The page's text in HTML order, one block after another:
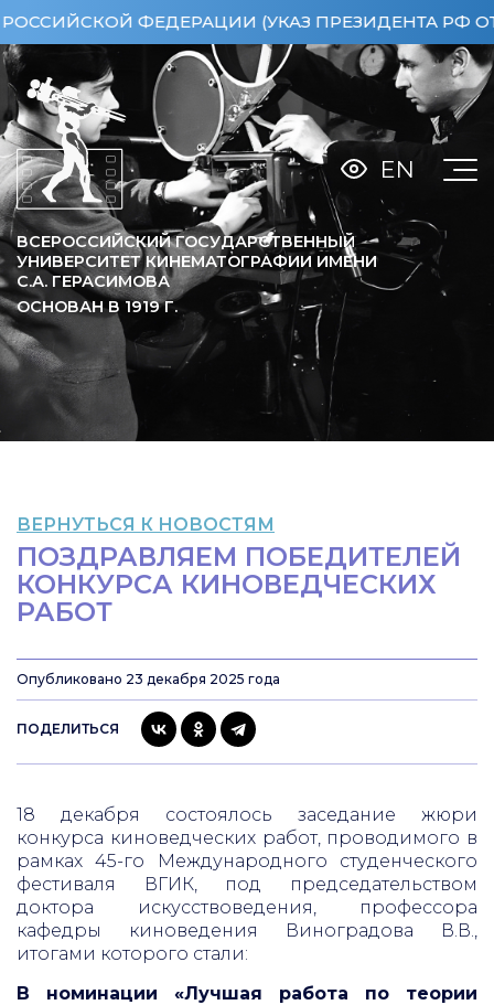
ФЕДЕРАЦИИ (УКАЗ ПРЕЗИДЕНТА РФ ОТ
ВСЕРОССИЙСКИЙ ГОСУДАРСТВЕННЫЙ
УНИВЕРСИТЕТ КИНЕМАТОГРАФИИ ИМЕНИ
С.А. ГЕРАСИМОВА
ОСНОВАН В 1919Г.
EN
ВЕРНУТЬСЯ К НОВОСТЯМ
ПОЗДРАВЛЯЕМ ПОБЕДИТЕЛЕЙ
КОНКУРСА КИНОВЕДЧЕСКИХ
РАБОТ
Опубликовано 23 декабря 2025 года
ПОДЕЛИТЬСЯ
18 декабря состоялось заседание жюри
конкурса киноведческих работ, проводимого в
рамках 45-го Международного студенческого
фестиваля ВГИК, под председательством
доктора искусствоведения, профессора
кафедры киноведения Виноградова В.В.,
итогами которого стали:
В номинации «Лучшая работа по теории